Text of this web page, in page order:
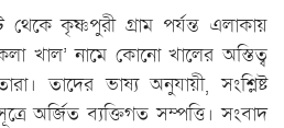
কৃষ্ণপুরী গ্রাম পর্যন্ত এলাকায়
খাল’ নামে কোনো খালের অস্তিত্ব
তাদের ভাষ্য অনুযায়ী, সংশ্লিষ্ট
অর্জিত ব্যক্তিগত সম্পত্তি। সংবাদ